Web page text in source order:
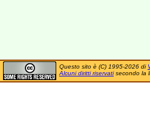
Questo sito è (C) 1995-2026 di
Alcuni diritti riservatisecondo la